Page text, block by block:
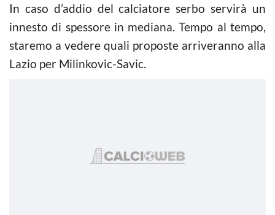
In caso d’addio del calciatore serbo servirà un
innesto di spessore in mediana. Tempo al tempo,
staremo a vedere quali proposte arriveranno alla
Lazio per Milinkovic-Savic.